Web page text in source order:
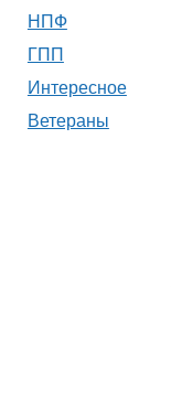
НПФ
ГПП
Интересное
Ветераны